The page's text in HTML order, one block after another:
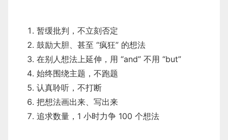
暂缓批判，不立刻否定
鼓励大胆、甚至 “疯狂” 的想法
在别人想法上延伸，用 “and” 不用 “but”
始终围绕主题，不跑题
认真聆听，不打断
把想法画出来、写出来
追求数量，1 小时力争 100 个想法